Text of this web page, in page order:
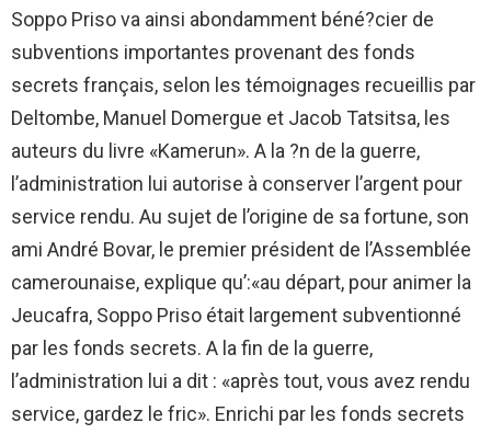
Soppo Priso va ainsi abondamment béné?cier de
subventions importantes provenant des fonds
secrets français, selon les témoignages recueillis par
Deltombe, Manuel Domergue et Jacob Tatsitsa, les
auteurs du livre «Kamerun». A la ?n de la guerre,
l’administration lui autorise à conserver l’argent pour
service rendu. Au sujet de l’origine de sa fortune, son
ami André Bovar, le premier président de l’Assemblée
camerounaise, explique qu’:«au départ, pour animer la
Jeucafra, Soppo Priso était largement subventionné
par les fonds secrets. A la fin de la guerre,
l’administration lui a dit : «après tout, vous avez rendu
service, gardez le fric». Enrichi par les fonds secrets